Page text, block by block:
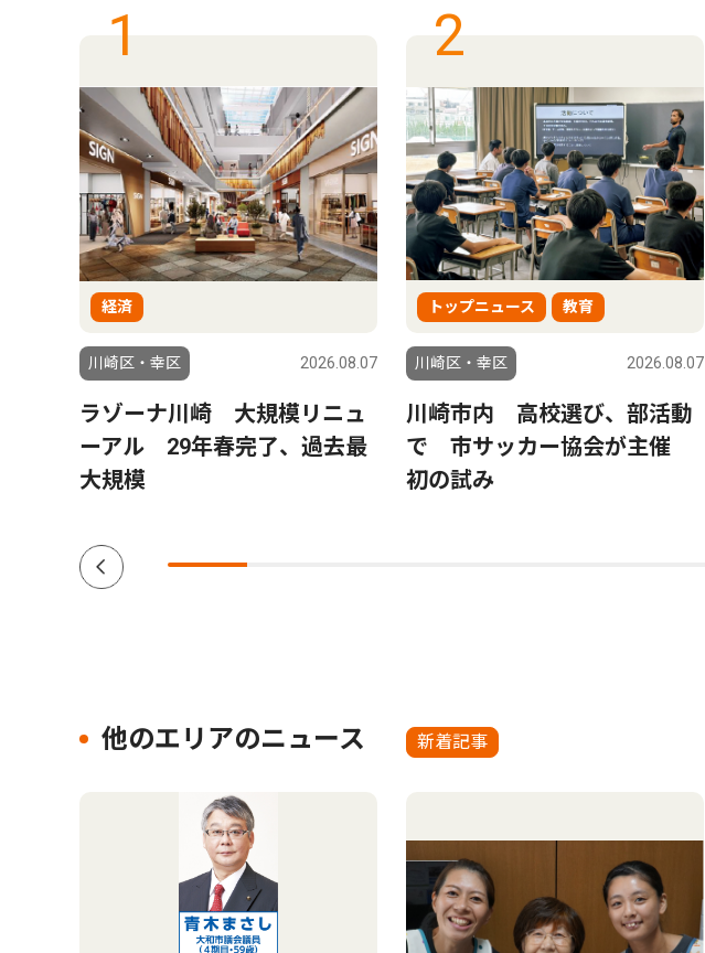
1
経済
川崎区・幸区 2026.08.07
ラゾーナ川崎 大規模リニュ
ーアル 29年春完了、過去最
大規模
2
トップニュース 教育
川崎区・幸区 2026.08.07
川崎市内 高校選び、部活動
で 市サッカー協会が主催
初の試み
他のエリアのニュース 新着記事